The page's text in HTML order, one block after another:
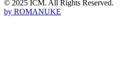
© 2025 ICM. All Rights Reserved.
by ROMANUKE